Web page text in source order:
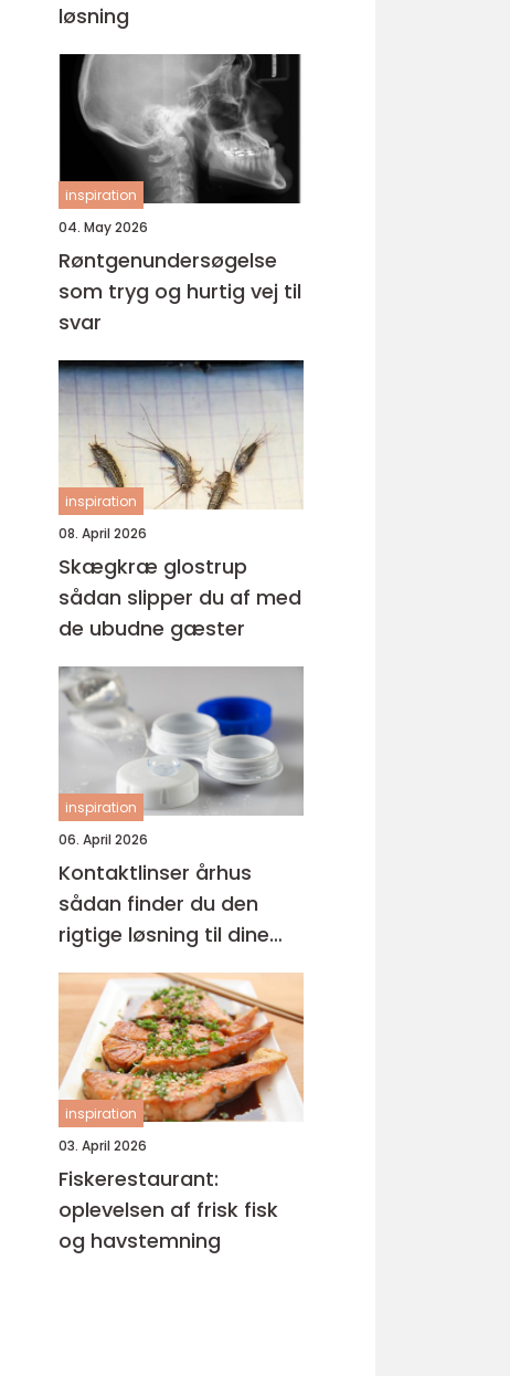
løsning
inspiration
04. May 2026
Røntgenundersøgelse
som tryg og hurtig vej til
svar
inspiration
08. April 2026
Skægkræ glostrup
sådan slipper du af med
de ubudne gæster
inspiration
06. April 2026
Kontaktlinser århus
sådan finder du den
rigtige løsning til dine
øjne
inspiration
03. April 2026
Fiskerestaurant:
oplevelsen af frisk fisk
og havstemning